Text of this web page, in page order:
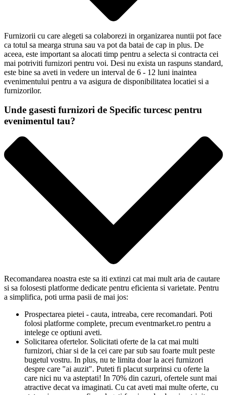
Furnizorii cu care alegeti sa colaborezi in organizarea nuntii pot face
ca totul sa mearga struna sau va pot da batai de cap in plus. De
aceea, este important sa alocati timp pentru a selecta si contracta cei
mai potriviti furnizori pentru voi. Desi nu exista un raspuns standard,
este bine sa aveti in vedere un interval de 6 - 12 luni inaintea
evenimentului pentru a va asigura de disponibilitatea locatiei si a
furnizorilor.
Unde gasesti furnizori de Specific turcesc pentru
evenimentul tau?
Recomandarea noastra este sa iti extinzi cat mai mult aria de cautare
si sa folosesti platforme dedicate pentru eficienta si varietate. Pentru
a simplifica, poti urma pasii de mai jos:
Prospectarea pietei - cauta, intreaba, cere recomandari. Poti
folosi platforme complete, precum eventmarket.ro pentru a
intelege ce optiuni aveti.
Solicitarea ofertelor. Solicitati oferte de la cat mai multi
furnizori, chiar si de la cei care par sub sau foarte mult peste
bugetul vostru. In plus, nu te limita doar la acei furnizori
despre care "ai auzit". Puteti fi placut surprinsi cu oferte la
care nici nu va asteptati! In 70% din cazuri, ofertele sunt mai
atractive decat va imaginati. Cu cat aveti mai multe oferte, cu